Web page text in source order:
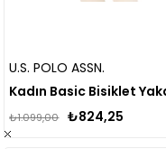
U.S. POLO ASSN.
₺824,25
₺1.099,00